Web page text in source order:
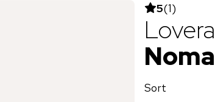
5(1)
Sort